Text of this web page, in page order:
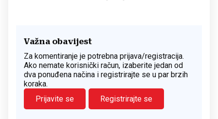
Važna obavijest
Za komentiranje je potrebna prijava/registracija.
Ako nemate korisnički račun, izaberite jedan od
dva ponuđena načina i registrirajte se u par brzih
koraka.
Prijavite se
Registrirajte se